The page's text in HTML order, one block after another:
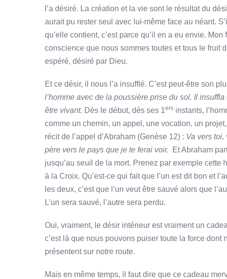
l’a désiré. La création et la vie sont le résultat du
aurait pu rester seul avec lui-même face au néant.
qu’elle contient, c’est parce qu’il en a eu envie.
conscience que nous sommes toutes et tous le fruit
espéré, désiré par Dieu.
Et ce désir, il nous l’a insufflé. C’est peut-être son
l’homme avec de la poussière prise du sol. Il
être vivant. Dès le début, dès ses 1ers instants,
comme un chemin, un appel, une vocation, un
récit de l’appel d’Abraham (Genèse 12) : Va vers toi,
père vers le pays que je te ferai voir.
Et Abraham
jusqu’au seuil de la mort. Prenez par exemple
à la Croix. Qu’est-ce qui fait que l’un est dit bon et
les deux, c’est que l’un veut être sauvé alors que
L’un sera sauvé, l’autre sera perdu.
Oui, vraiment, le désir intérieur est vraiment un
c’est là que nous pouvons puiser toute la force
présentent sur notre route.
Mais en même temps, il faut dire que ce cadeau